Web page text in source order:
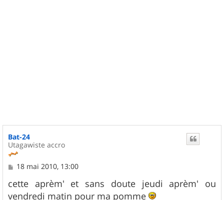
Bat-24
Utagawiste accro
M
s
s
a
18 mai 2010, 13:00
cette aprèm' et sans doute jeudi aprèm' ou
vendredi matin pour ma pomme